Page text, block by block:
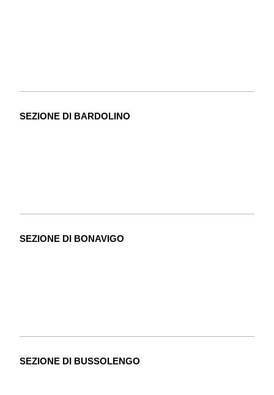
SEZIONE DI BARDOLINO
SEZIONE DI BONAVIGO
SEZIONE DI BUSSOLENGO